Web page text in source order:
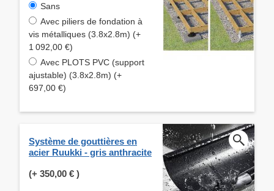
Sans
Avec piliers de fondation à
vis métalliques (3.8x2.8m) (+
1 092,00 €)
Avec PLOTS PVC (support
ajustable) (3.8x2.8m) (+
697,00 €)
Système de gouttières en
acier Ruukki - gris anthracite
(+ 350,00 € )